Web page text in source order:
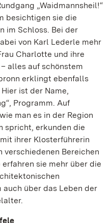
„Waidmannsheil!“
besichtigen sie die
im Schloss. Bei der
von Karl Lederle mehr
Charlotte und ihre
alles auf schönstem
erklingt ebenfalls
ist der Name,
Programm. Auf
man es in der Region
spricht, erkunden die
ihrer Klosterführerin
verschiedenen Bereichen
sie mehr über die
über das Leben der